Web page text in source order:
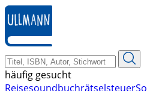
zum
Hauptinhalt
springen
häufig gesucht
ReisesoundbuchrätselsteuerSo